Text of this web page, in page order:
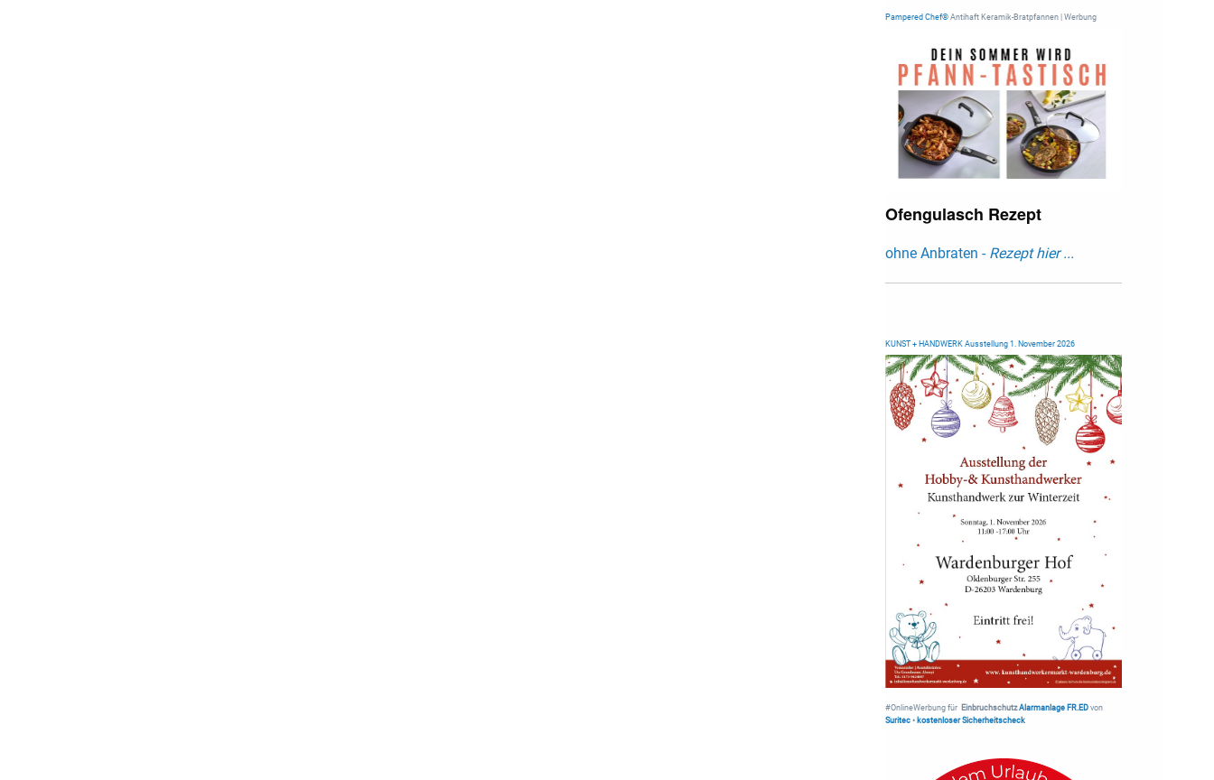
Pampered Chef®Antihaft Keramik-Bratpfannen | Werbung
Ofengulasch Rezept
ohne Anbraten - Rezept hier ...
KUNST + HANDWERK Ausstellung 1. November 2026
#OnlineWerbung für Einbruchschutz Alarmanlage FR.ED von
Suritec• kostenloser Sicherheitscheck